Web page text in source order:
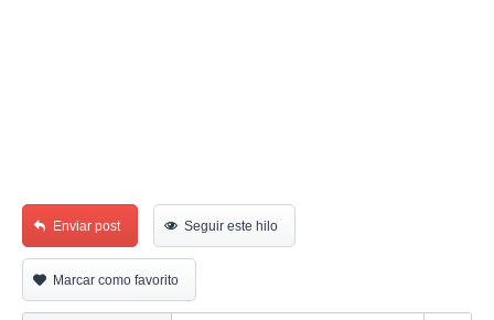
Enviar post Seguir este hilo
Marcar como favorito